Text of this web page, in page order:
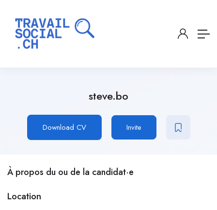
steve.bo
Download CV Invite
À propos du ou de la candidat·e
Location